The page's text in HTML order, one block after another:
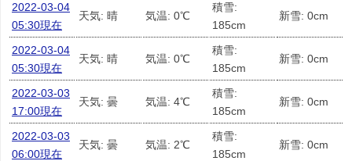
2022-03-04
05:30現在
天気: 晴 気温: 0℃
積雪:
185cm
新雪: 0cm
2022-03-04
05:30現在
天気: 晴 気温: 0℃
積雪:
185cm
新雪: 0cm
2022-03-03
17:00現在
天気: 曇 気温: 4℃
積雪:
185cm
新雪: 0cm
2022-03-03
06:00現在
天気: 曇 気温: 2℃
積雪:
185cm
新雪: 0cm